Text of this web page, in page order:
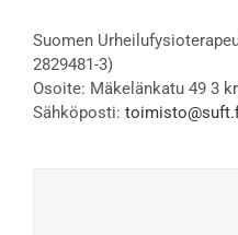
Suomen
2829481-3)
Osoite: Mäkelänkatu 49 3
Sähköposti: